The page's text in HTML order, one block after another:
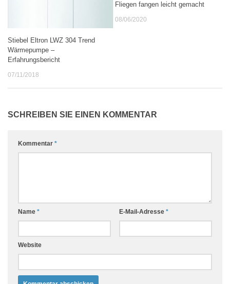
Stiebel Eltron LWZ 304 Trend
Wärmepumpe –
Erfahrungsbericht
07/11/2018
Fliegen fangen leicht gemacht
08/06/2020
SCHREIBEN SIE EINEN KOMMENTAR
Kommentar *
Name * E-Mail-Adresse *
Website